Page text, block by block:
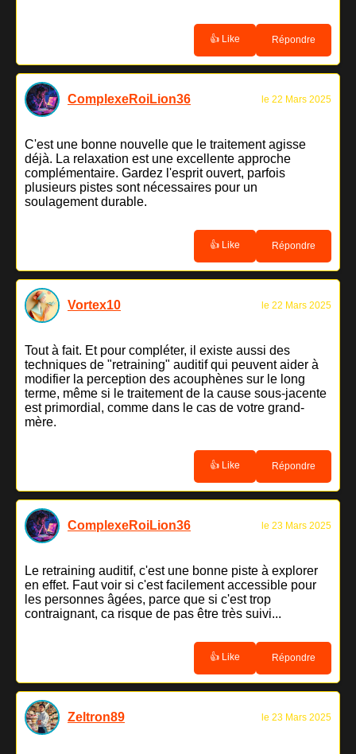
👍 Like Répondre
ComplexeRoiLion36 le 22 Mars 2025
C'est une bonne nouvelle que le traitement agisse
déjà. La relaxation est une excellente approche
complémentaire. Gardez l'esprit ouvert, parfois
plusieurs pistes sont nécessaires pour un
soulagement durable.
👍 Like Répondre
Vortex10 le 22 Mars 2025
Tout à fait. Et pour compléter, il existe aussi des
techniques de "retraining" auditif qui peuvent aider à
modifier la perception des acouphènes sur le long
terme, même si le traitement de la cause sous-jacente
est primordial, comme dans le cas de votre grand-
mère.
👍 Like Répondre
ComplexeRoiLion36 le 23 Mars 2025
Le retraining auditif, c'est une bonne piste à explorer
en effet. Faut voir si c'est facilement accessible pour
les personnes âgées, parce que si c'est trop
contraignant, ca risque de pas être très suivi...
👍 Like Répondre
Zeltron89 le 23 Mars 2025